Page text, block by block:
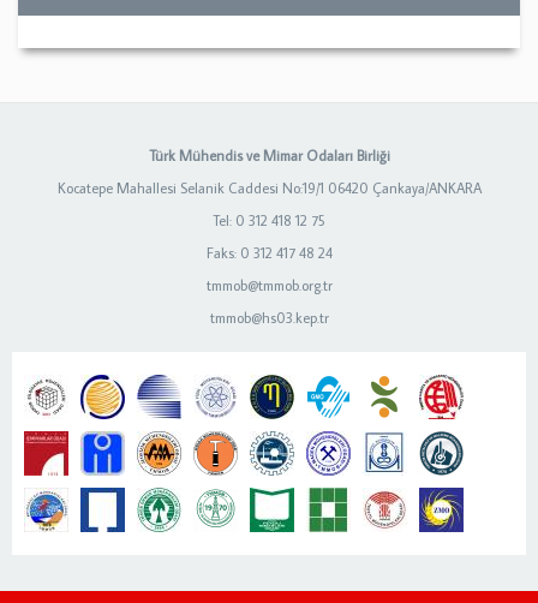
Türk Mühendis ve Mimar Odaları Birliği
Kocatepe Mahallesi Selanik Caddesi No:19/1 06420 Çankaya/ANKARA
Tel: 0 312 418 12 75
Faks: 0 312 417 48 24
tmmob@tmmob.org.tr
tmmob@hs03.kep.tr